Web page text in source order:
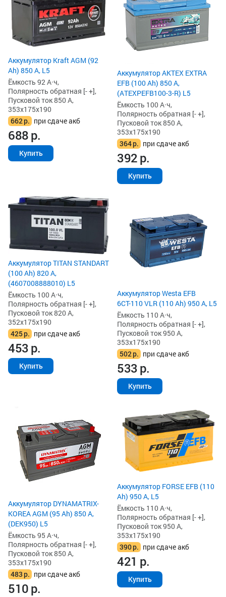
Аккумулятор Kraft AGM (92
Ah) 850 А, L5
Ёмкость 92 А·ч,
Полярность обратная [- +],
Пусковой ток 850 А,
353x175x190
662р. при сдаче акб
688р.
Купить
Аккумулятор AKTEX EXTRA
EFB (100 Ah) 850 А,
(ATEXPEFB100-3-R) L5
Ёмкость 100 А·ч,
Полярность обратная [- +],
Пусковой ток 850 А,
353x175x190
364р. при сдаче акб
392р.
Купить
Аккумулятор TITAN STANDART
(100 Ah) 820 А,
(4607008888010) L5
Ёмкость 100 А·ч,
Полярность обратная [- +],
Пусковой ток 820 А,
352x175x190
425р. при сдаче акб
453р.
Купить
Аккумулятор Westa EFB
6СТ-110 VLR (110 Ah) 950 А, L5
Ёмкость 110 А·ч,
Полярность обратная [- +],
Пусковой ток 950 А,
353x175x190
502р. при сдаче акб
533р.
Купить
Аккумулятор DYNAMATRIX-
KOREA AGM (95 Ah) 850 А,
(DEK950) L5
Ёмкость 95 А·ч,
Полярность обратная [- +],
Пусковой ток 850 А,
353x175x190
483р. при сдаче акб
510р.
Аккумулятор FORSE EFB (110
Ah) 950 А, L5
Ёмкость 110 А·ч,
Полярность обратная [- +],
Пусковой ток 950 А,
353x175x190
390р. при сдаче акб
421 р.
Купить